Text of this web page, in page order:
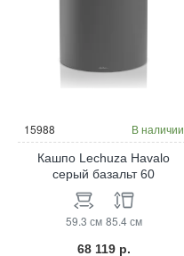
15988 В наличии
Кашпо Lechuza Havalo
серый базальт 60
59.3 см 85.4 см
68 119 р.